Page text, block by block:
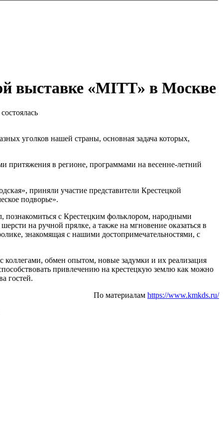
выставке «MITT» в Москве
уголков нашей страны, основная задача которых,
притяжения в регионе, программами на весенне-летний
приняли участие представители Крестецкой
подворье».
познакомиться с Крестецким фольклором, народными
на ручной прялке, а также на мгновение оказаться в
знакомящая с нашими достопримечательностями, с
коллегами, обмен опытом, новые задумки и их реализация
привлечению на крестецкую землю как можно
гостей.
По материалам https://www.kmkds.ru/